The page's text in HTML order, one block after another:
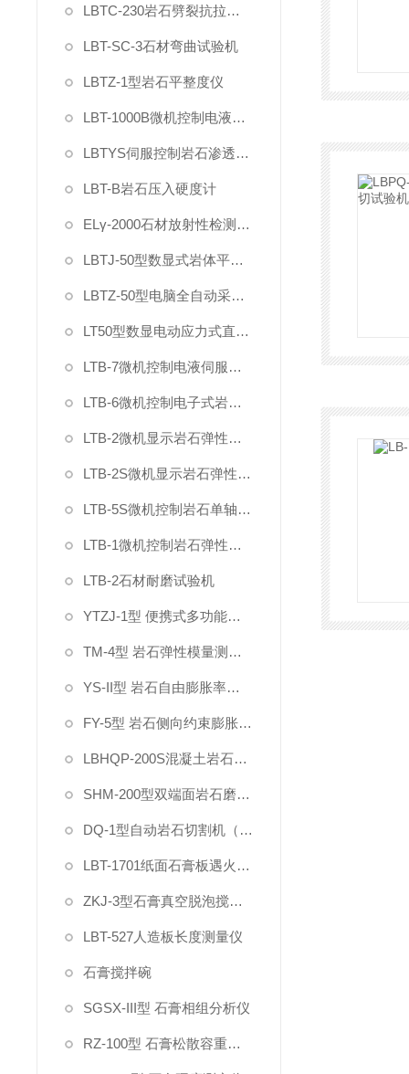
LBTC-230岩石劈裂抗拉强度夹具
LBT-SC-3石材弯曲试验机
LBTZ-1型岩石平整度仪
LBT-1000B微机控制电液伺服岩石三轴仪
LBTYS伺服控制岩石渗透分析仪
LBT-B岩石压入硬度计
ELγ-2000石材放射性检测仪（智能γ辐射分析仪）
LBTJ-50型数显式岩体平推法原位直剪试验仪
LBTZ-50型电脑全自动采集原位岩土直剪仪
LT50型数显电动应力式直剪仪
LTB-7微机控制电液伺服混凝土岩石直剪仪
LTB-6微机控制电子式岩石直剪仪
LTB-2微机显示岩石弹性变形模量泊松比试验装置
LTB-2S微机显示岩石弹性变形模量泊松比试验机
LTB-5S微机控制岩石单轴抗压强度试验机
LTB-1微机控制岩石弹性模量试验机
LTB-2石材耐磨试验机
YTZJ-1型 便携式多功能岩石直剪仪
TM-4型 岩石弹性模量测定仪
YS-II型 岩石自由膨胀率试验仪
FY-5型 岩石侧向约束膨胀试验仪
LBHQP-200S混凝土岩石双刀切割磨平一体机
SHM-200型双端面岩石磨石机
DQ-1型自动岩石切割机（双刀）
LBT-1701纸面石膏板遇火稳定性测试仪
ZKJ-3型石膏真空脱泡搅拌机
LBT-527人造板长度测量仪
石膏搅拌碗
SGSX-III型 石膏相组分析仪
RZ-100型 石膏松散容重测定仪